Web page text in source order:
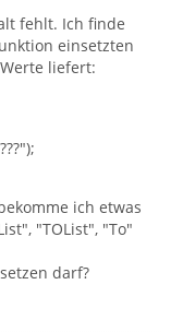
fehlt. Ich finde
einsetzten
liefert:
ich etwas
"TOList", "To"
darf?